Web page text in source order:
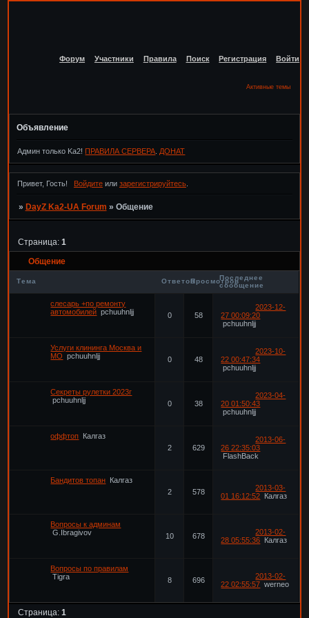
Форум Участники Правила Поиск Регистрация Войти
Активные темы
Объявление
Админ только Ka2! ПРАВИЛА СЕРВЕРА ДОНАТ
Привет, Гость! Войдитеили зарегистрируйтесь.
» DayZ Ka2-UA Forum » Общение
Общение
Страница: 1
Тема ОтветовПросмотровПоследнее
сообщение
слесарь +по ремонту
автомобилей pchuuhnljj 0 58
2023-12-
27 00:09:20
pchuuhnljj
Услуги клининга Москва и
МО
pchuuhnljj 0 48
2023-10-
22 00:47:34
pchuuhnljj
Секреты рулетки 2023г
pchuuhnljj
0 38
2023-04-
20 01:50:43
pchuuhnljj
оффтоп Калгаз
2
629
2013-06-
26 22:35:03
FlashBack
Бандитов топан Калгаз
2
578
2013-03-
01 16:12:52 Калгаз
Вопросы к админам
G.Ibragivov
10 678
2013-02-
28 05:55:36 Калгаз
Вопросы по правилам
Tigra
8 696
2013-02-
22 02:55:57 werneo
Страница: 1